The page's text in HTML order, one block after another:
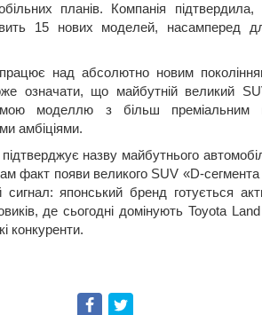
планів. Компанія
15 нових моделей, насамперед
над абсолютно новим
означати, що майбутній великий
моделлю з більш преміальним
амбіціями.
назву майбутнього
факт появи великого SUV «D-
японський бренд готується
де сьогодні домінують Toyota
конкуренти.
Facebook